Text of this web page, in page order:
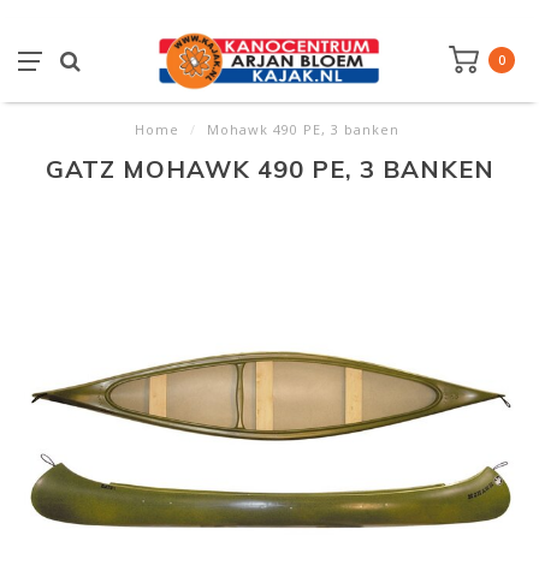
0
Home / Mohawk 490 PE, 3 banken
GATZ MOHAWK 490 PE, 3 BANKEN